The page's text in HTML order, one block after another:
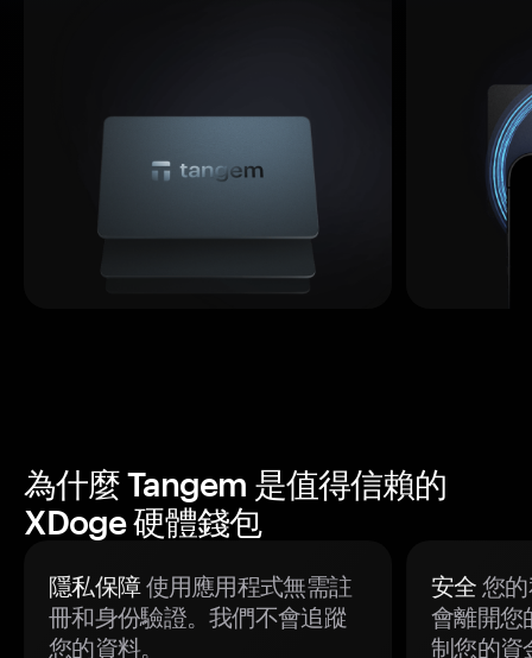
為什麼 Tangem 是值得信賴的
XDoge 硬體錢包
隱私保障使用應用程式無需註
冊和身份驗證。我們不會追蹤
您的資料。
安全 您
會離開您
制您的資